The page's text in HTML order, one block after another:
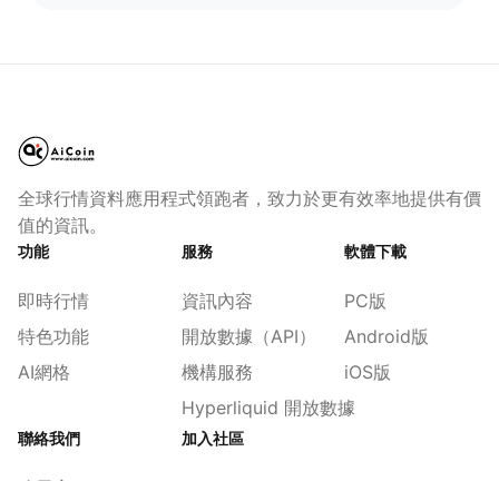
全球行情資料應用程式領跑者，致力於更有效率地提供有價
值的資訊。
功能
即時行情
特色功能
AI網格
服務
資訊內容
開放數據（API）
機構服務
Hyperliquid 開放數據
軟體下載
PC版
Android版
iOS版
聯絡我們 加入社區